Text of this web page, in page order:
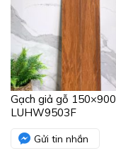
Gạch giả gỗ 150×900
LUHW9503F
Gửi tin nhắn